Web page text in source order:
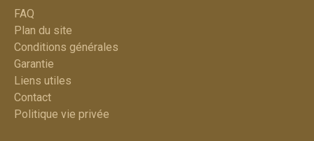
FAQ
Plan du site​
Conditions générales
Garantie
Liens utiles
Contact
Politique vie privée